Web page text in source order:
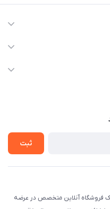
ثبت
فروشگاه آنلاین متخصص در عرضه